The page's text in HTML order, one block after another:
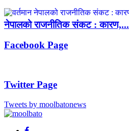
नेपालको राजनीतिक संकट : कारण,...
Facebook Page
Twitter Page
Tweets by moolbatonews